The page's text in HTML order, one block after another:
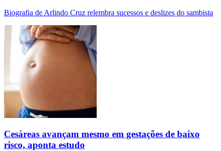
Biografia de Arlindo Cruz relembra sucessos e deslizes do sambista
Cesáreas avançam mesmo em gestações de baixo
risco, aponta estudo